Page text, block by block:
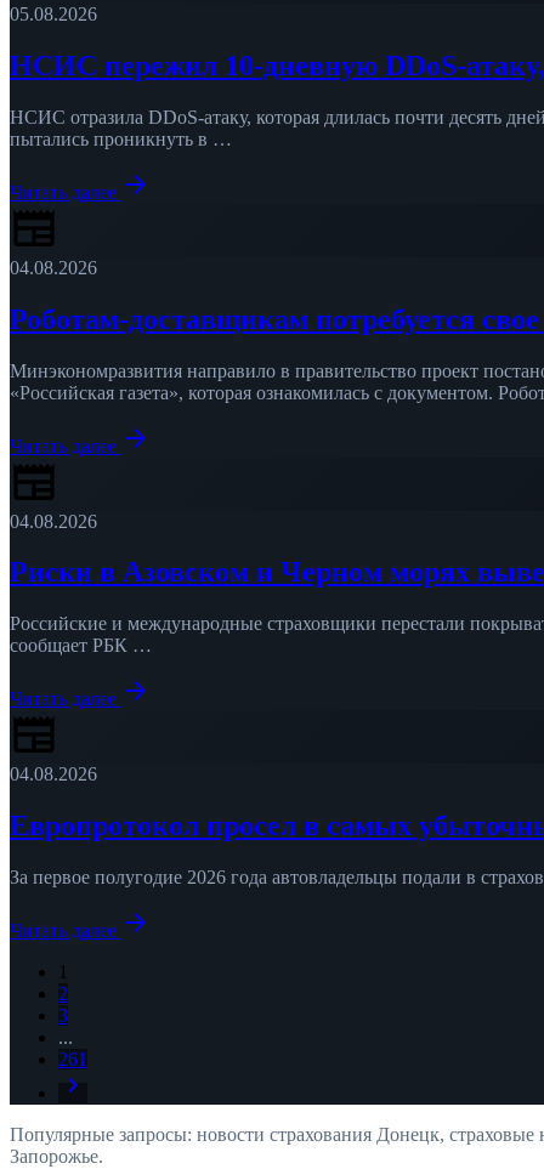
05.08.2026
НСИС пережил 10-дневную DDoS-
НСИС отразила DDoS-атаку, которая длилась почти десять
пытались проникнуть в …
Читать далее arrow_forward
newspaper
04.08.2026
Роботам-доставщикам потребуется
Минэкономразвития направило в правительство проект
«Российская газета», которая ознакомилась с документом.
Читать далее arrow_forward
newspaper
04.08.2026
Риски в Азовском и Черном морях
Российские и международные страховщики перестали
сообщает РБК …
Читать далее arrow_forward
newspaper
04.08.2026
Европротокол просел в самых
За первое полугодие 2026 года автовладельцы подали в
Читать далее arrow_forward
1
2
3
...
261
chevron_right
Популярные запросы: новости страхования Донецк,
Запорожье.